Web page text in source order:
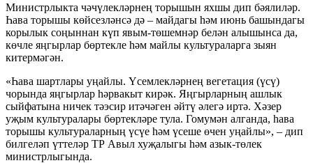
Министрлыкта чәчүлекләрнең торышын яхшы дип бәялиләр.
Һава торышы көйсезләнсә дә – майдагы һәм июнь башындагы
корылык соңыннан күп явым-төшемнәр белән алышынса да,
көчле яңгырлар бөртекле һәм майлы культураларга зыян
китермәгән.
«Һава шартлары уңайлы. Үсемлекләрнең вегетация (үсү)
чорында яңгырлар һәрвакыт кирәк. Яңгырларның ашлык
сыйфатына ничек тәэсир итәчәген әйтү әлегә иртә. Хәзер
уҗым культуралары бөртекләре тула. Гомумән алганда, һава
торышы культураларның үсүе һәм үсеше өчен уңайлы», – дип
билгеләп үттеләр ТР Авыл хуҗалыгы һәм азык-төлек
министрлыгында.